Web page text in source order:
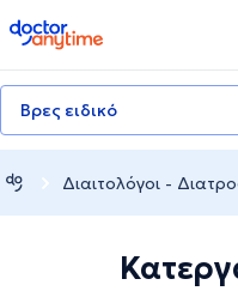
doctoranytime
Βρες ειδικό
Διαιτολόγοι -